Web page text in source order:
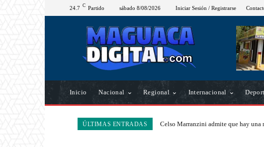
24.7 C Partido sábado 8/08/2026 Iniciar Sesión / Registrarse
Inicio Nacional Regional Internacional
ÚLTIMAS ENTRADAS Celso Marranzini admite que hay una